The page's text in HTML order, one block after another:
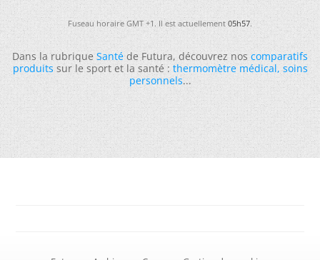
Fuseau horaire GMT +1. Il est actuellement05h57.
Dans la rubriqueSantéde Futura, découvrez noscomparatifs
produitssur le sport et la santé :thermomètre médical,soins
personnels...